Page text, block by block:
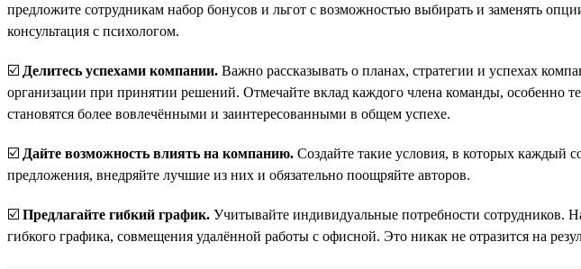
предложите сотрудникам набор бонусов и льгот с возможностью выбирать и заменять
консультация с психологом.
☑️ Делитесь успехами компании. Важно рассказывать о планах, стратегии и успехах
организации при принятии решений. Отмечайте вклад каждого члена команды, особенно
становятся более вовлечёнными и заинтересованными в общем успехе.
☑️ Дайте возможность влиять на компанию. Создайте такие условия, в которых каждый
предложения, внедряйте лучшие из них и обязательно поощряйте авторов.
☑️ Предлагайте гибкий график. Учитывайте индивидуальные потребности сотрудников.
гибкого графика, совмещения удалённой работы с офисной. Это никак не отразится на